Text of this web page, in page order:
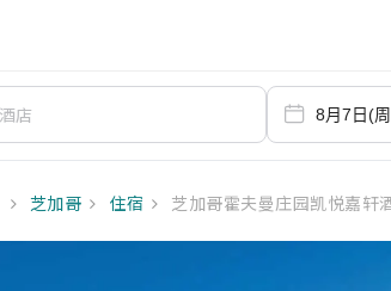
芝加哥 住宿 芝加哥霍夫曼庄园凯悦嘉轩